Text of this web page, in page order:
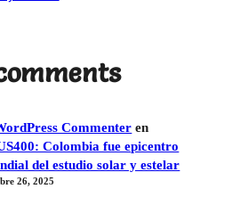
Commenter en
Colombia fue epicentro
del estudio solar y estelar
26, 2025